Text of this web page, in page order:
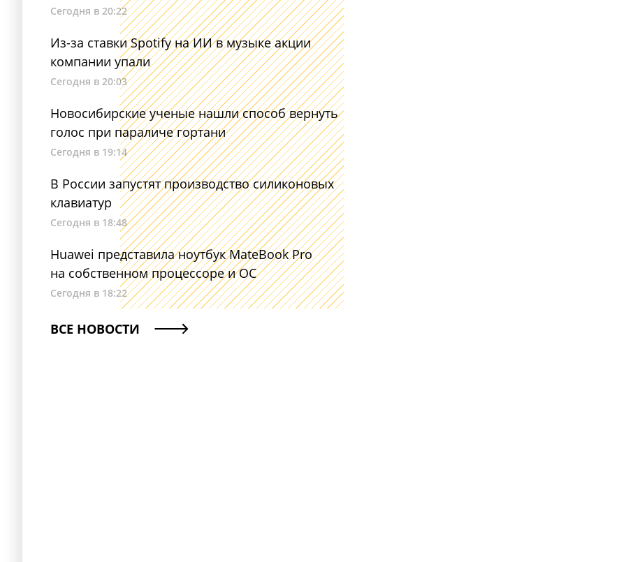
Сегодня в 20:22
Из-за ставки Spotify на ИИ в музыке акции
компании упали
Сегодня в 20:03
Новосибирские ученые нашли способ вернуть
голос при параличе гортани
Сегодня в 19:14
В России запустят производство силиконовых
клавиатур
Сегодня в 18:48
Huawei представила ноутбук MateBook Pro
на собственном процессоре и ОС
Сегодня в 18:22
ВСЕ НОВОСТИ